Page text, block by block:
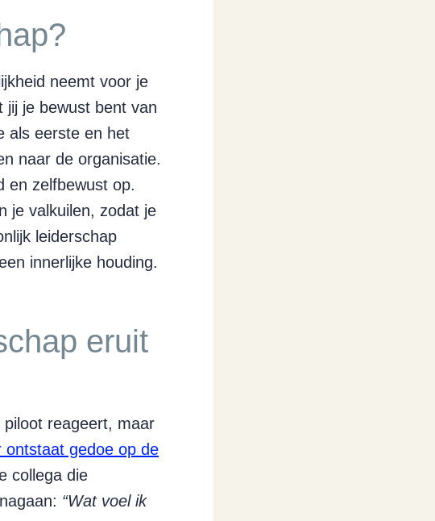
neemt voor je
je bewust bent van
als eerste en het
naar de organisatie.
en zelfbewust op.
je valkuilen, zodat je
leiderschap
innerlijke houding.
eruit
reageert, maar
ontstaat gedoe op de
collega die
“Wat voel ik